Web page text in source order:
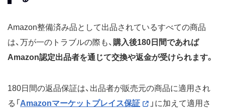
Amazon整備済み品として出品されているすべての商品
は、万が一のトラブルの際も、 購入後180日間であれば
Amazon認定出品者を通じて交換や返金が受けられます。
180日間の返品保証は、出品者が販売元の商品に適用され
る「 Amazonマーケットプレイス保証
」に加えて適用さ